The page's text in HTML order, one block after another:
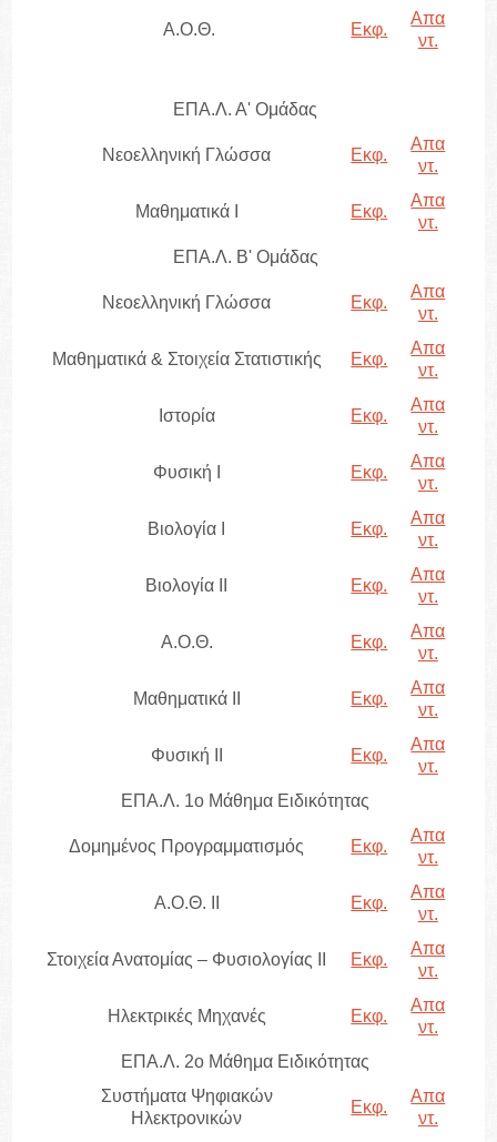
Α.Ο.Θ. Εκφ.
Απα
ντ.
ΕΠΑ.Λ. Α' Ομάδας
Νεοελληνική Γλώσσα Εκφ.
Απα
ντ.
Μαθηματικά Ι Εκφ.
Απα
ντ.
ΕΠΑ.Λ. Β' Ομάδας
Νεοελληνική Γλώσσα Εκφ.
Απα
ντ.
Μαθηματικά & Στοιχεία Στατιστικής Εκφ.
Απα
ντ.
Ιστορία Εκφ.
Απα
ντ.
Φυσική I Εκφ.
Απα
ντ.
Βιολογία I Εκφ.
Απα
ντ.
Βιολογία II Εκφ.
Απα
ντ.
Α.Ο.Θ. Εκφ.
Απα
ντ.
Μαθηματικά II Εκφ.
Απα
ντ.
Φυσική II Εκφ.
Απα
ντ.
ΕΠΑ.Λ. 1ο Μάθημα Ειδικότητας
Δομημένος Προγραμματισμός Εκφ.
Απα
ντ.
Α.Ο.Θ. ΙΙ Εκφ.
Απα
ντ.
Στοιχεία Ανατομίας – Φυσιολογίας ΙΙ Εκφ.
Απα
ντ.
Ηλεκτρικές Μηχανές Εκφ.
Απα
ντ.
ΕΠΑ.Λ. 2ο Μάθημα Ειδικότητας
Συστήματα Ψηφιακών
Ηλεκτρονικών
Εκφ.
Απα
ντ.